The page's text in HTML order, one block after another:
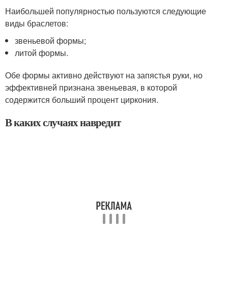
Наибольшей популярностью пользуются следующие
виды браслетов:
звеньевой формы;
литой формы.
Обе формы активно действуют на запястья руки, но
эффективней признана звеньевая, в которой
содержится больший процент циркония.
В каких случаях навредит